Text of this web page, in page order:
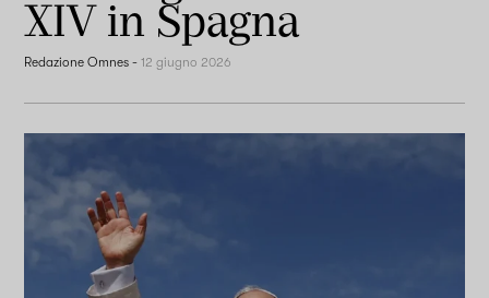
XIV in Spagna
Redazione Omnes -12 giugno 2026